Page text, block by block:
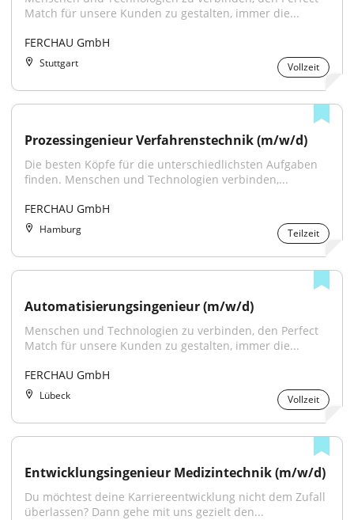
Match für unsere Kunden zu gestalten, immer die...
FERCHAU GmbH
Stuttgart Vollzeit
Prozessingenieur Verfahrenstechnik (m/w/d)
Die besten Köpfe für die unterschiedlichsten Aufgaben
finden. Menschen und Technologien verbinden,...
FERCHAU GmbH
Hamburg Teilzeit
Automatisierungsingenieur (m/w/d)
Menschen und Technologien zu verbinden, den Perfect
Match für unsere Kunden zu gestalten, immer die...
FERCHAU GmbH
Lübeck Vollzeit
Entwicklungsingenieur Medizintechnik (m/w/d)
Du möchtest deine Karriereentwicklung nicht dem Zufall
überlassen? Dann gehe mit uns gezielt den...